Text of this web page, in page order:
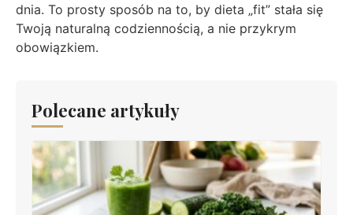
dnia. To prosty sposób na to, by dieta „fit” stała się
Twoją naturalną codziennością, a nie przykrym
obowiązkiem.
Polecane artykuły